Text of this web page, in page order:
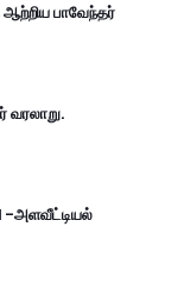
ஆற்றிய பாவேந்தர்
வரலாறு.
-அளவீட்டியல்